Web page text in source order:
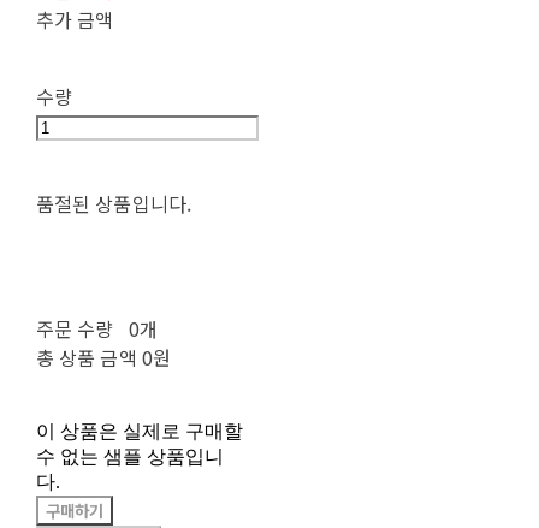
추가 금액
수량
품절된 상품입니다.
주문 수량 0개
총 상품 금액 0원
이 상품은 실제로 구매할
수 없는 샘플 상품입니
다.
구매하기